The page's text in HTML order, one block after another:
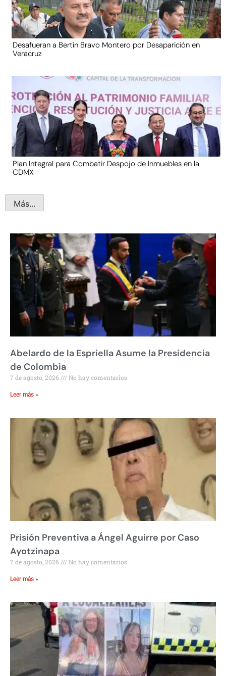
Desafueran a Bertín Bravo Montero por Desaparición en
Veracruz
Plan Integral para Combatir Despojo de Inmuebles en la
CDMX
Más...
Abelardo de la Espriella Asume la Presidencia
de Colombia
7 de agosto, 2026 No hay comentarios
Leer más »
Prisión Preventiva a Ángel Aguirre por Caso
Ayotzinapa
7 de agosto, 2026 No hay comentarios
Leer más »